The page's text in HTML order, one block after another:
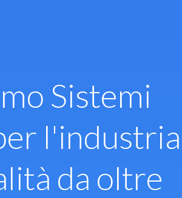
Sistemi
l'industria
da oltre